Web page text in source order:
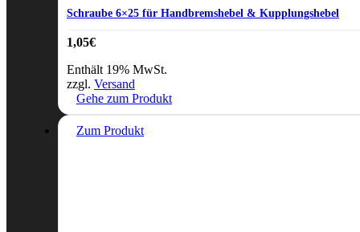
Schraube 6×25 für Handbremshebel & Kupplungshebel
1,05€
Enthält 19% MwSt.
zzgl. Versand
Gehe zum Produkt
Zum Produkt